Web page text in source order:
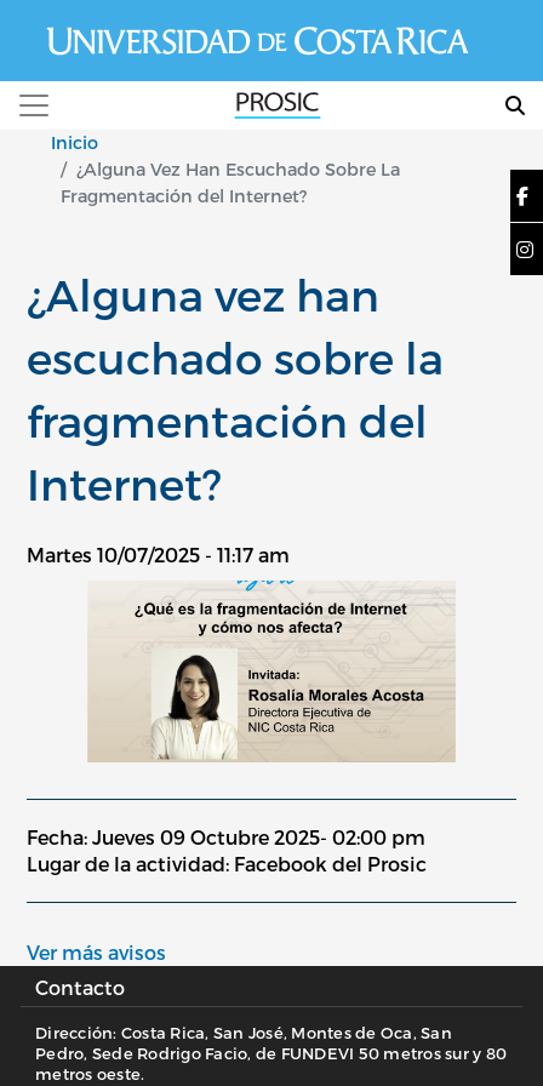
Inicio
¿Alguna Vez Han Escuchado Sobre La
Fragmentación del Internet?
¿Alguna vez han
escuchado sobre la
fragmentación del
Internet?
Martes 10/07/2025 - 11:17 am
Fecha: Jueves 09 Octubre 2025- 02:00 pm
Lugar de la actividad: Facebook del Prosic
Ver más avisos
Contacto
Dirección: Costa Rica, San José, Montes de Oca, San
Pedro, Sede Rodrigo Facio, de FUNDEVI 50 metros sur y 80
metros oeste.